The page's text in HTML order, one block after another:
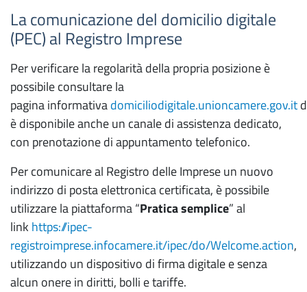
La comunicazione del domicilio digitale
(PEC) al Registro Imprese
Per verificare la regolarità della propria posizione è
possibile consultare la
pagina informativadomiciliodigitale.unioncamere.gov.it
è disponibile anche un canale di assistenza dedicato,
con prenotazione di appuntamento telefonico.
Per comunicare al Registro delle Imprese un nuovo
indirizzo di posta elettronica certificata, è possibile
utilizzare la piattaforma “Pratica semplice” al
link https://ipec-
registroimprese.infocamere.it/ipec/do/Welcome.action,
utilizzando un dispositivo di firma digitale e senza
alcun onere in diritti, bolli e tariffe.